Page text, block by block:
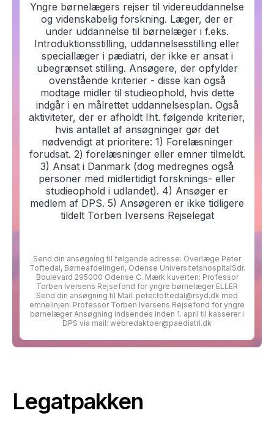
Yngre børnelægers rejser til videreuddannelse
og videnskabelig forskning. Læger, der er
under uddannelse til børnelæger i f.eks.
Introduktionsstilling, uddannelsesstilling eller
speciallæger i pædiatri, der ikke er ansat i
ubegrænset stilling. Ansøgere, der opfylder
ovenstående kriterier - disse kan også
modtage midler til studieophold, hvis dette
indgår i en målrettet uddannelsesplan. Også
aktiviteter, der er afholdt Iht. følgende kriterier,
hvis antallet af ansøgninger gør det
nødvendigt at prioritere: 1) Forelæsninger
forudsat. 2) forelæsninger eller emner tilmeldt.
3) Ansat i Danmark (dog medregnes også
personer med midlertidigt forsknings- eller
studieophold i udlandet). 4) Ansøger er
medlem af DPS. 5) Ansøgeren er ikke tidligere
tildelt Torben Iversens Rejselegat
Send din ansøgning til følgende adresse: Overlæge Peter
Toftedal, Børneafdelingen, Odense UniversitetshospitalSdr.
Boulevard 295000 Odense C. Mærk kuverten: Professor
Torben Iversens Rejsefond for yngre børnelæger ELLER
Send din ansøgning til Mail: peter.toftedal@rsyd.dk med
emnelinjen: Professor Torben Iversens Rejsefond for yngre
børnelæger Ansøgning indsendes inden 1. april til kasserer i
DPS via mail: webredaktoer@paediatri.dk
Legatpakken